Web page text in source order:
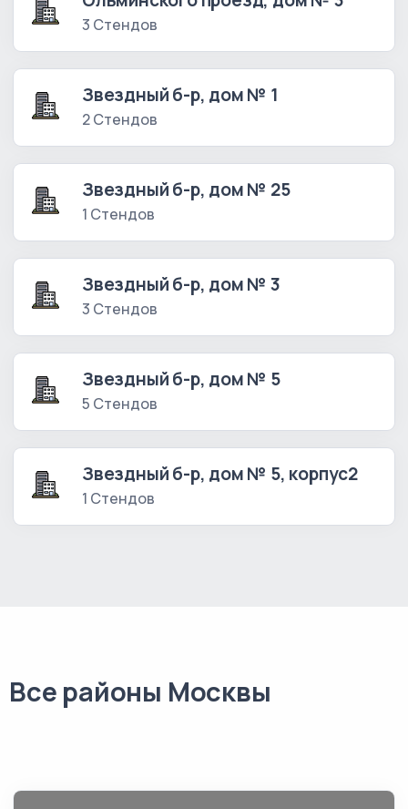
3 Стендов
Звездный б-р, дом № 1
2 Стендов
Звездный б-р, дом № 25
1 Стендов
Звездный б-р, дом № 3
3 Стендов
Звездный б-р, дом № 5
5 Стендов
Звездный б-р, дом № 5, корпус2
1 Стендов
Все районы Москвы